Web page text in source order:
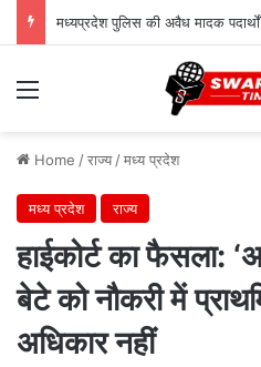
मध्यप्रदेश पुलिस की अवैध मादक पदार्थों
Menu
Home /राज्य /मध्य प्रदेश
मध्य प्रदेश राज्य
हाईकोर्ट का फैसला:
बेटे को नौकरी में
अधिकार नहीं